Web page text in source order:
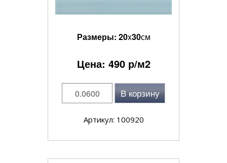
Размеры: 20x30см
Цена: 490р/м2
В корзину
Артикул: 100920